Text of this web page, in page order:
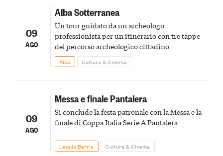
09
AGO
Alba Sotterranea
Un tour guidato da un archeologo
professionista per un itinerario con tre tappe
del percorso archeologico cittadino
Alba Cultura & Cinema
09
AGO
Messa e finale Pantalera
Si conclude la festa patronale con la Messa e la
finale di Coppa Italia Serie A Pantalera
Lequio Berria Cultura & Cinema